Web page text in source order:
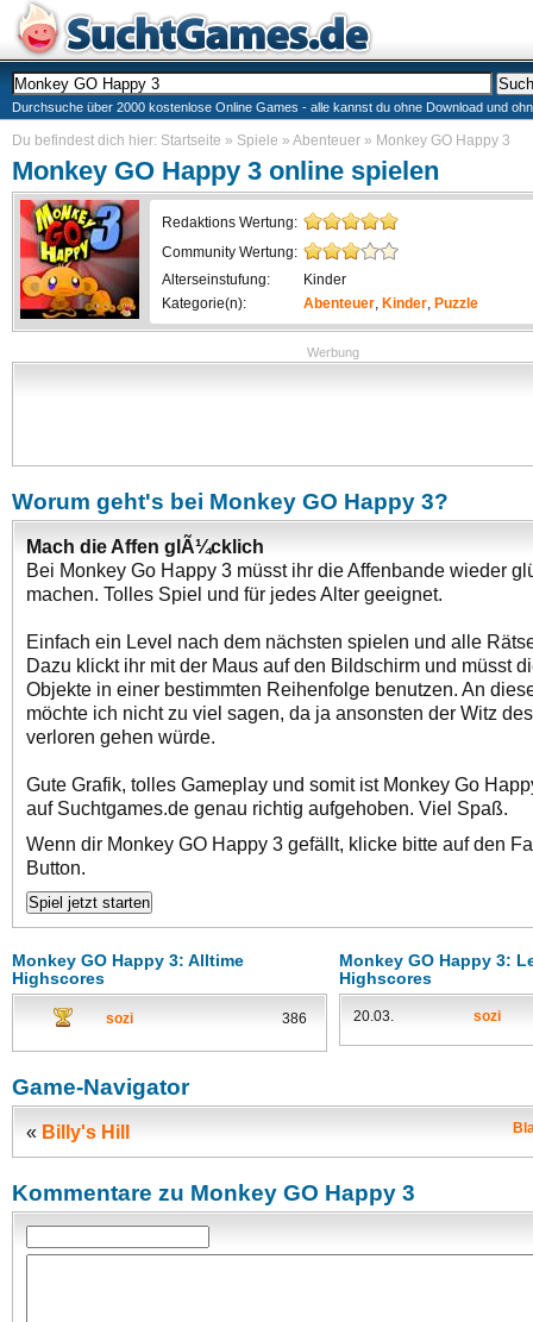
Durchsuche über 2000 kostenlose Online Games - alle kannst du ohne Download und
Du befindest dich hier: Startseite » Spiele » Abenteuer » Monkey GO Happy 3
Monkey GO Happy 3 online spielen
Redaktions Wertung:
Community Wertung:
Alterseinstufung:
Kinder
Kategorie(n):
Abenteuer, Kinder, Puzzle
Werbung
Worum geht's bei Monkey GO Happy 3?
Mach die Affen glÃ¼cklich
Bei Monkey Go Happy 3 müsst ihr die Affenbande wieder
machen. Tolles Spiel und für jedes Alter geeignet.
Einfach ein Level nach dem nächsten spielen und alle
Dazu klickt ihr mit der Maus auf den Bildschirm und müsst
Objekte in einer bestimmten Reihenfolge benutzen. An
möchte ich nicht zu viel sagen, da ja ansonsten der Witz
verloren gehen würde.
Gute Grafik, tolles Gameplay und somit ist Monkey Go
auf Suchtgames.de genau richtig aufgehoben. Viel Spaß.
Wenn dir Monkey GO Happy 3 gefällt, klicke bitte auf den
Button.
Monkey GO Happy 3: Alltime
Highscores
sozi 386
Monkey GO Happy 3:
Highscores
20.03. sozi
Game-Navigator
« Billy's Hill
Kommentare zu Monkey GO Happy 3